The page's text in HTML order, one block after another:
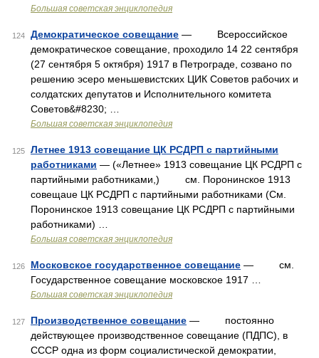
Большая советская энциклопедия
124 Демократическое совещание — Всероссийское
демократическое совещание, проходило 14 22 сентября
(27 сентября 5 октября) 1917 в Петрограде, созвано по
решению эсеро меньшевистских ЦИК Советов рабочих и
солдатских депутатов и Исполнительного комитета
Советов&#8230; …
Большая советская энциклопедия
125
Летнее 1913 совещание ЦК РСДРП с партийными
работниками — («Летнее» 1913 совещание ЦК РСДРП с
партийными работниками,) см. Поронинское 1913
совещаue ЦК РСДРП с партийными работниками (См.
Поронинское 1913 совещание ЦК РСДРП с партийными
работниками) …
Большая советская энциклопедия
126 Московское государственное совещание — см.
Государственное совещание московское 1917 …
Большая советская энциклопедия
127 Производственное совещание — постоянно
действующее производственное совещание (ПДПС), в
СССР одна из форм социалистической демократии,